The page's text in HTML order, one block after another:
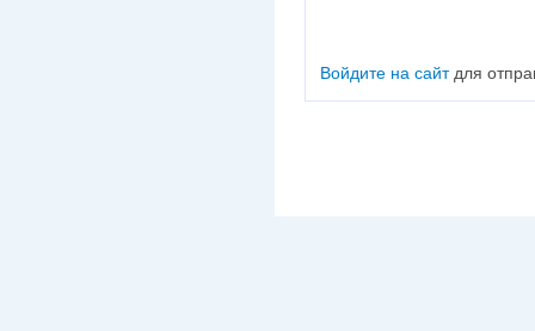
Войдите на сайтдля